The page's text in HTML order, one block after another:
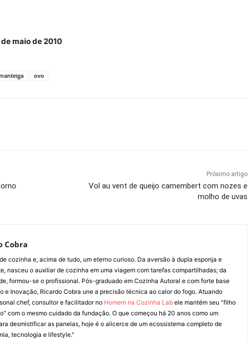
de maio de 2010
ovo
Próximo artigo
Vol au vent de queijo camembert com nozes e
molho de uvas
Cobra
cozinha e, acima de tudo, um eterno curioso. Da aversão à dupla esponja e
nasceu o auxiliar de cozinha em uma viagem com tarefas compartilhadas; da
formou-se o profissional. Pós-graduado em Cozinha Autoral e com forte base
e Inovação, Ricardo Cobra une a precisão técnica ao calor do fogo. Atuando
chef, consultor e facilitador no Homem na Cozinha Lab ele mantém seu "filho
com o mesmo cuidado da fundação. O que começou há 20 anos como um
desmistificar as panelas, hoje é o alicerce de um ecossistema completo de
tecnologia e lifestyle."